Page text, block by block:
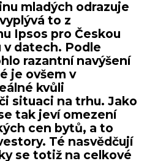
mladých odrazuje
to z
Ipsos pro Českou
v datech. Podle
razantní navýšení
je ovšem v
kvůli
situaci na trhu. Jako
tak jeví omezení
cen bytů, a to
Té nasvědčují
se totiž na celkové